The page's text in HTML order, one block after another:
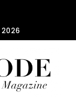
2026